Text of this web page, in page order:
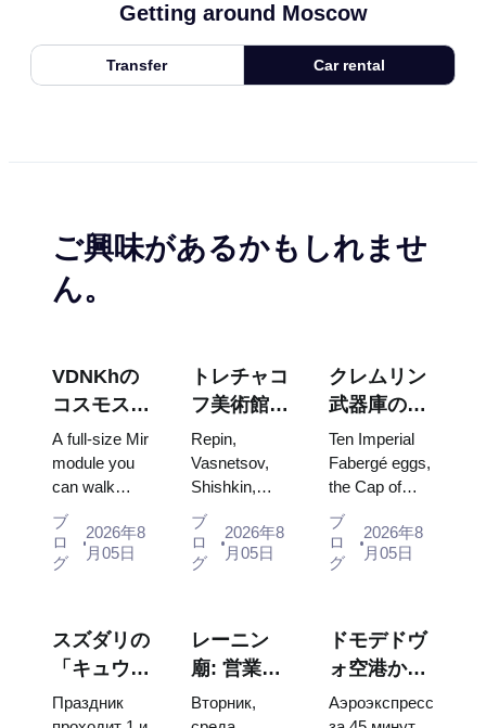
Getting around Moscow
Transfer Car rental
ご興味があるかもしれませ
ん。
VDNKhの
コスモス・
パビリオ
ン：ロシア
最大の宇宙
博覧会内部
A full-size Mir
module you
can walk
through, the
Energia–
Buran model,
capsules and
120 pieces of
flight...
ブ
ロ
グ
2026年8
月05日
トレチャコ
フ美術館の
傑作：計画
を立てる価
値のある絵
画
Repin,
Vasnetsov,
Shishkin,
Vrubel, Serov
and Surikov
— the works
they hang,
and why
booking the...
ブ
ロ
グ
2026年8
月05日
クレムリン
武器庫の
宝：ファベ
ルジェの
卵、玉座、
戴冠式の衣
装
Ten Imperial
Fabergé eggs,
the Cap of
Monomakh,
the double
throne of two
dress of
Catherine...
ブ
ロ
グ
2026年8
月05日
スズダリの
「キュウリ
の日」
Праздник
レーニン
廟: 営業時
間、入場方
Вторник,
ドモデドヴ
ォ空港から
モスクワ市
Аэроэкспресс